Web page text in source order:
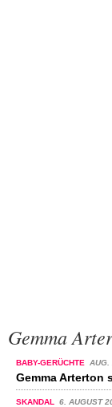
Gemma
BABY-GERÜCHTE AUG.
Gemma Arterton
SKANDAL 6. AUGUST